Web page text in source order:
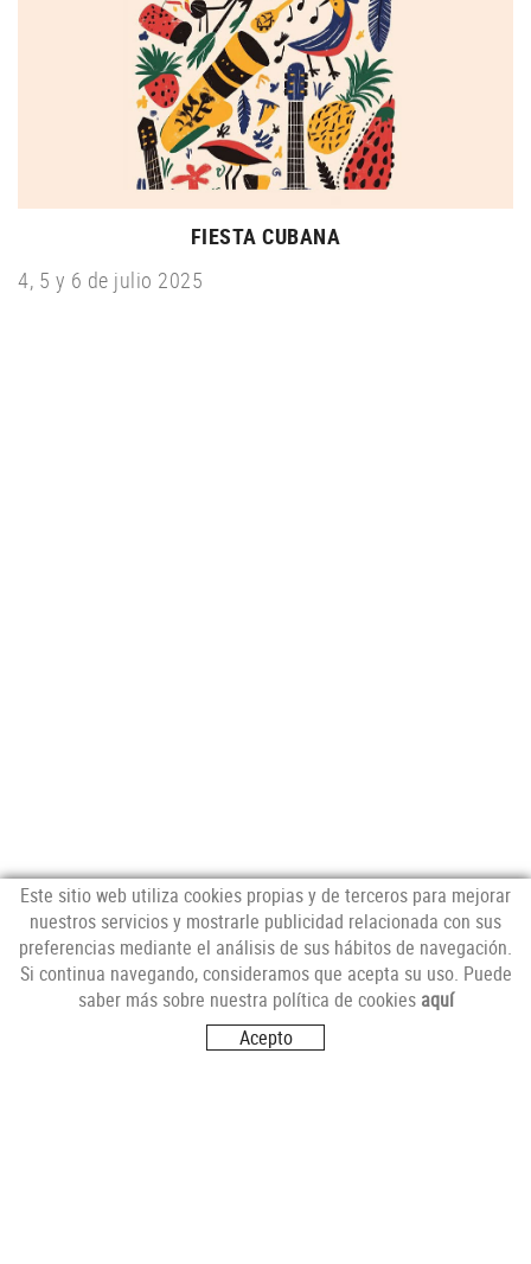
FIESTA CUBANA
4, 5 y 6 de julio 2025
NEWSLETTER
Este sitio web utiliza cookies propias y de terceros para mejorar
nuestros servicios y mostrarle publicidad relacionada con sus
preferencias mediante el análisis de sus hábitos de navegación.
Si continua navegando, consideramos que acepta su uso. Puede
saber más sobre nuestra política de cookies aquí
Acepto